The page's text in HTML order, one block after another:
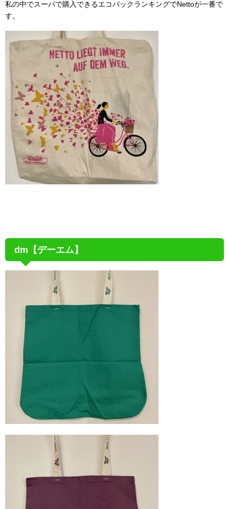
私の中でスーパで購入できるエコバックランキングでNettoが一番で
す。
dm【デーエム】